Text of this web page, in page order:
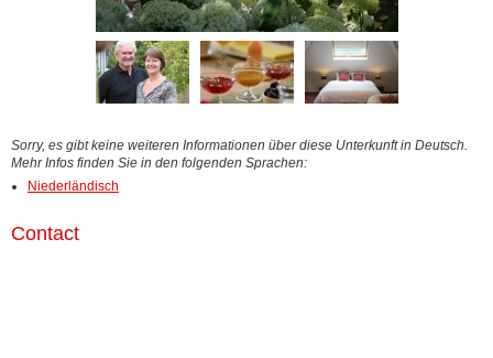
Sorry, es gibt keine weiteren Informationen über diese Unterkunft in Deutsch.
Mehr Infos finden Sie in den folgenden Sprachen:
Niederländisch
Contact